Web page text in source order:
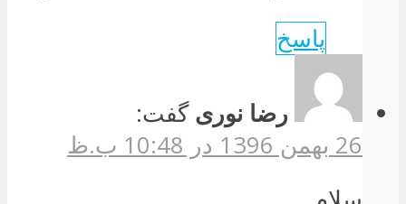
پاسخ
رضا نوری گفت:
26 بهمن 1396 در 10:48 ب.ظ